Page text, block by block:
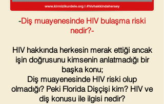
-Diş muayenesinde HIV bulaşma riski
nedir?-
HIV hakkında herkesin merak ettiği ancak
işin doğrusunu kimsenin anlatmadığı bir
başka konu;
Diş muayenesinde HIV riski olup
olmadığı? Peki Florida Dişçişi kim? HIV ve
diş konusu ile ilgisi nedir?